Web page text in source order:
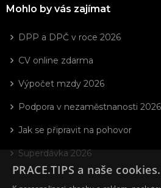
Mohlo by vás zajímat
DPP a DPČ v roce 2026
CV online zdarma
Výpočet mzdy 2026
Podpora v nezaměstnanosti 2026
Jak se připravit na pohovor
Superdávka 2026
PRACE.TIPS a naše cookies.